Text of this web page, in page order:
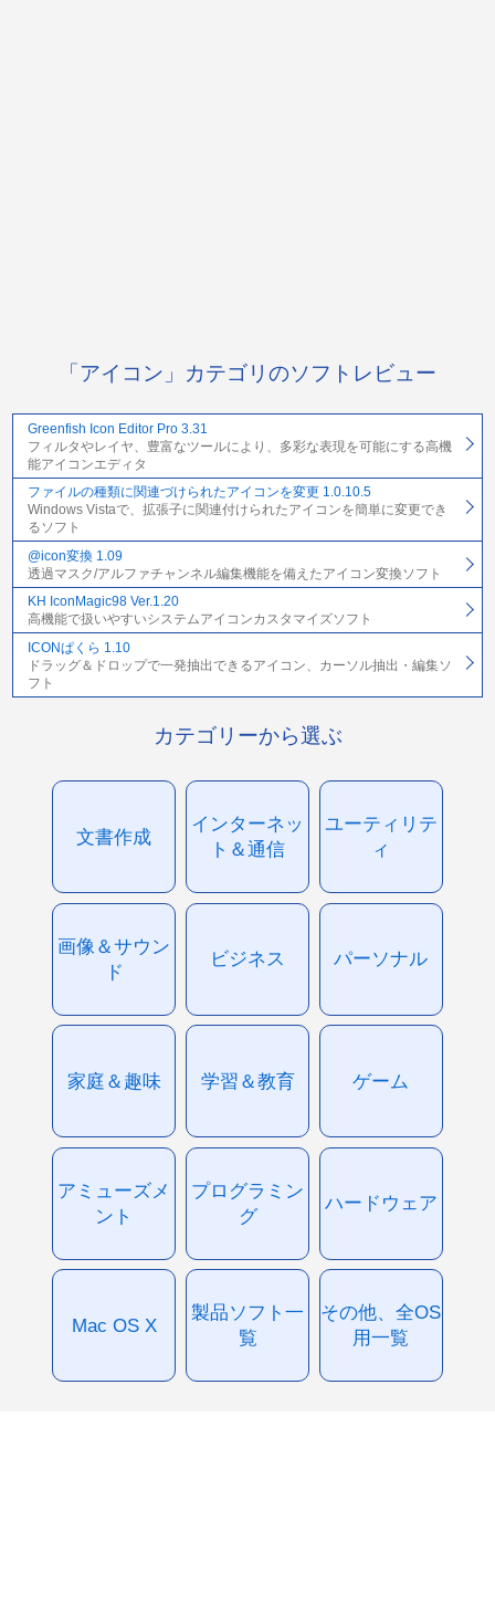
「アイコン」カテゴリのソフトレビュー
Greenfish Icon Editor Pro 3.31
フィルタやレイヤ、豊富なツールにより、多彩な表現を可能にする高機
能アイコンエディタ
ファイルの種類に関連づけられたアイコンを変更 1.0.10.5
Windows Vistaで、拡張子に関連付けられたアイコンを簡単に変更でき
るソフト
@icon変換 1.09
透過マスク/アルファチャンネル編集機能を備えたアイコン変換ソフト
KH IconMagic98 Ver.1.20
高機能で扱いやすいシステムアイコンカスタマイズソフト
ICONぱくら 1.10
ドラッグ＆ドロップで一発抽出できるアイコン、カーソル抽出・編集ソ
フト
カテゴリーから選ぶ
文書作成
インターネッ
ト＆通信
ユーティリテ
ィ
画像＆サウン
ド
ビジネス パーソナル
家庭＆趣味 学習＆教育 ゲーム
アミューズメ
ント
プログラミン
グ
ハードウェア
Mac OS X
製品ソフト一
覧
その他、全OS
用一覧